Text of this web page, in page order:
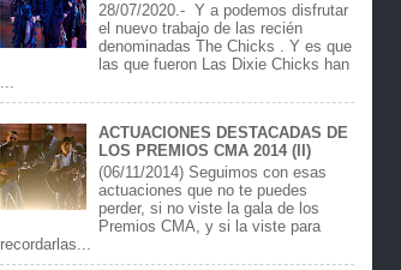
28/07/2020.- Y a podemos disfrutar
el nuevo trabajo de las recién
denominadas The Chicks . Y es que
las que fueron Las Dixie Chicks han
...
ACTUACIONES DESTACADAS DE
LOS PREMIOS CMA 2014 (II)
(06/11/2014) Seguimos con esas
actuaciones que no te puedes
perder, si no viste la gala de los
Premios CMA, y si la viste para
recordarlas...